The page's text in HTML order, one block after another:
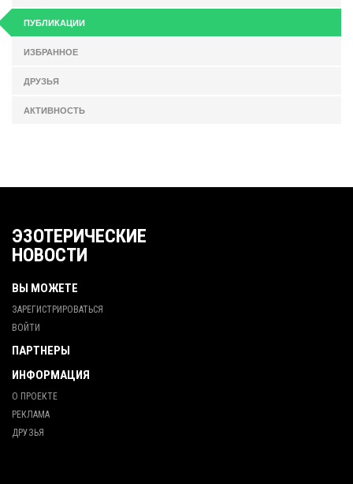
ПУБЛИКАЦИИ
ИЗБРАННОЕ
ДРУЗЬЯ
АКТИВНОСТЬ
ЭЗОТЕРИЧЕСКИЕ
НОВОСТИ
ВЫ МОЖЕТЕ
ЗАРЕГИСТРИРОВАТЬСЯ
ВОЙТИ
ПАРТНЕРЫ
ИНФОРМАЦИЯ
О ПРОЕКТЕ
РЕКЛАМА
ДРУЗЬЯ